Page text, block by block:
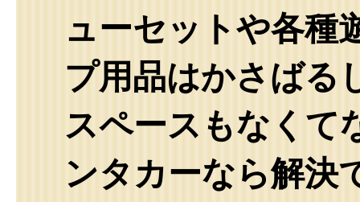
ューセットや各種
プ用品はかさばる
スペースもなく
ンタカーなら解決